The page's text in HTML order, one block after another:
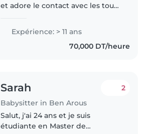
et adore le contact avec les tout
Expérience: > 11 ans
70,000 DT/heure
Sarah
Babysitter in Ben Arous
2
Salut, j'ai 24 ans et je suis
étudiante en Master de